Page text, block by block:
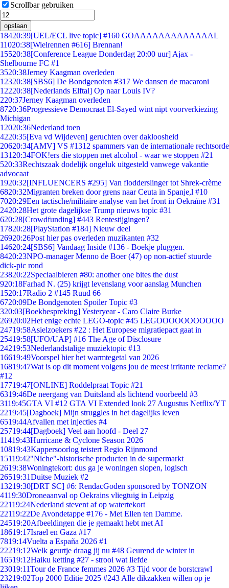
Scrollbar gebruiken
opslaan
18420:39[UEL/ECL live topic] #160 GOAAAAAAAAAAAAAL
11020:38[Wielrennen #616] Brennan!
15520:38[Conference League Donderdag 20:00 uur] Ajax -
Shelbourne FC #1
3520:38Jerney Kaagman overleden
12320:38[SBS6] De Bondgenoten #317 We dansen de macaroni
12220:38[Nederlands Elftal] Op naar Louis IV?
220:37Jerney Kaagman overleden
8720:36Progressieve Democraat El-Sayed wint nipt voorverkiezing
Michigan
12020:36Nederland toen
4220:35[Eva vd Wijdeven] geruchten over dakloosheid
20620:34[AMV] VS #1312 spammers van de internationale rechtsorde
131 20:34FOK!ers die stoppen met alcohol - waar we stoppen #21
520:33Rechtszaak dodelijk ongeluk uitgesteld vanwege vakantie
advocaat
1920:32[INFLUENCERS #295] Van flodderslinger tot Shrek-crème
6820:32Migranten breken door grens naar Ceuta in Spanje,l #10
7020:29Een tactische/militaire analyse van het front in Oekraïne #31
2420:28Het grote dagelijkse Trump nieuws topic #31
620:28[Crowdfunding] #443 Rentestijgingen?
17820:28[PlayStation #184] Nieuw deel
26920:26Post hier pas overleden muzikanten #32
14620:24[SBS6] Vandaag Inside #136 - Boekje pluggen.
8420:23NPO-manager Menno de Boer (47) op non-actief stuurde
dick-pic rond
23820:22Speciaalbieren #80: another one bites the dust
920:18Farhad N. (25) krijgt levenslang voor aanslag Munchen
1520:17Radio 2 #145 Ruud 66
6720:09De Bondgenoten Spoiler Topic #3
320:03[Boekbespreking] Yesteryear - Caro Claire Burke
26920:02Het enige echte LEGO-topic #45 LEGOOOOOOOOOOO
24719:58Asielzoekers #22 : Het Europese migratiepact gaat in
25419:58[UFO/UAP] #16 The Age of Disclosure
24219:53Nederlandstalige muziektopic #13
16619:49Voorspel hier het warmtegetal van 2026
16819:47Wat is op dit moment volgens jou de meest irritante reclame?
#12
17719:47[ONLINE] Roddelpraat Topic #21
6319:46De neergang van Duitsland als lichtend voorbeeld #3
3119:45GTA VI #12 GTA VI Extended look 27 Augustus Netflix/YT
2219:45[Dagboek] Mijn struggles in het dagelijks leven
6519:44Afvallen met injecties #4
25719:44[Dagboek] Veel aan hoofd - Deel 27
11419:43Hurricane & Cyclone Season 2026
10819:43Kappersoorlog teistert Regio Rijnmond
15119:42"Niche"-historische producten in de supermarkt
2619:38Woningtekort: dus ga je woningen slopen, logisch
26519:31Duitse Muziek #2
13219:30[DRT SC] #6: RendacGoden sponsored by TONZON
4119:30Droneaanval op Oekrains vliegtuig in Leipzig
22119:24Nederland stevent af op watertekort
22119:22De Avondetappe #176 - Met Ellen ten Damme.
24519:20Afbeeldingen die je gemaakt hebt met AI
18619:17Israel en Gaza #17
7819:14Vuelta a España 2026 #1
22219:12Welk geurtje draag jij nu #48 Geurend de winter in
16519:12Haiku ketting #27 - strooi wat liefde
23019:11Tour de France femmes 2026 #3 Tijd voor de borstcrawl
23219:02Top 2000 Editie 2025 #243 Alle dikzakken willen op je